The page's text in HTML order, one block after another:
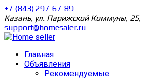
+7 (843) 297-67-89
Казань, ул. Парижской Коммуны, 25,
support@homesaler.ru
Главная
Объявления
Рекомендуемые